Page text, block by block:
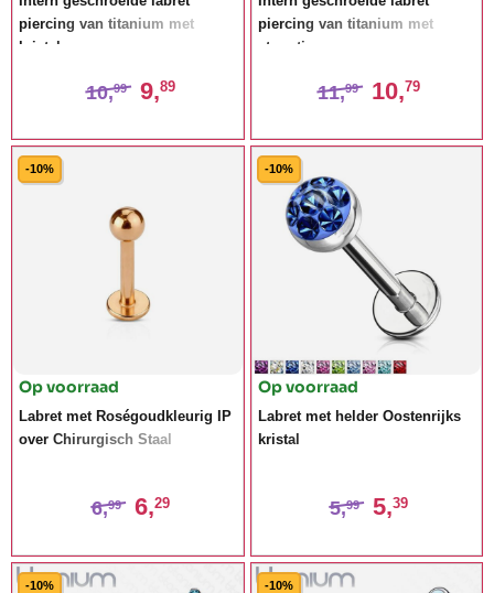
piercing van titanium met
kristal
10,99 9,89
piercing van titanium met
sterretje
11,99 10,79
-10%
Op voorraad
Labret met Roségoudkleurig IP
over Chirurgisch Staal
6,99 6,29
-10%
Op voorraad
Labret met helder Oostenrijks
kristal
5,99 5,39
-10% -10%